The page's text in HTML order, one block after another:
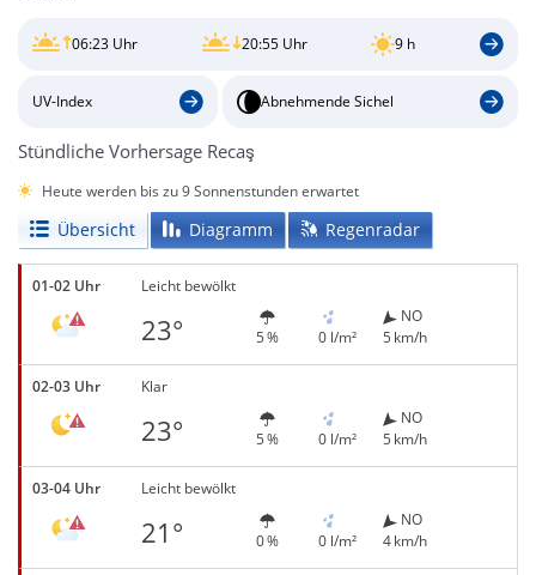
06:23 Uhr 20:55 Uhr 9 h
UV-Index Abnehmende Sichel
Stündliche Vorhersage Recaş
Heute werden bis zu 9 Sonnenstunden erwartet
Übersicht Diagramm Regenradar
01-02 Uhr Leicht bewölkt
23° 5 % 0 l/m²
NO
5 km/h
02-03 Uhr Klar
23° 5 % 0 l/m²
NO
5 km/h
03-04 Uhr Leicht bewölkt
21° 0 % 0 l/m²
NO
4 km/h